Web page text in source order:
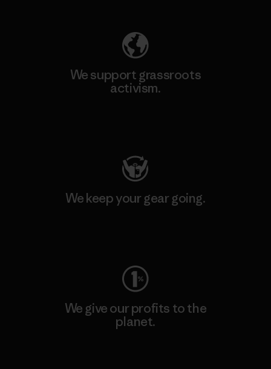
We support grassroots
activism.
We keep your gear going.
We give our profits to the
planet.